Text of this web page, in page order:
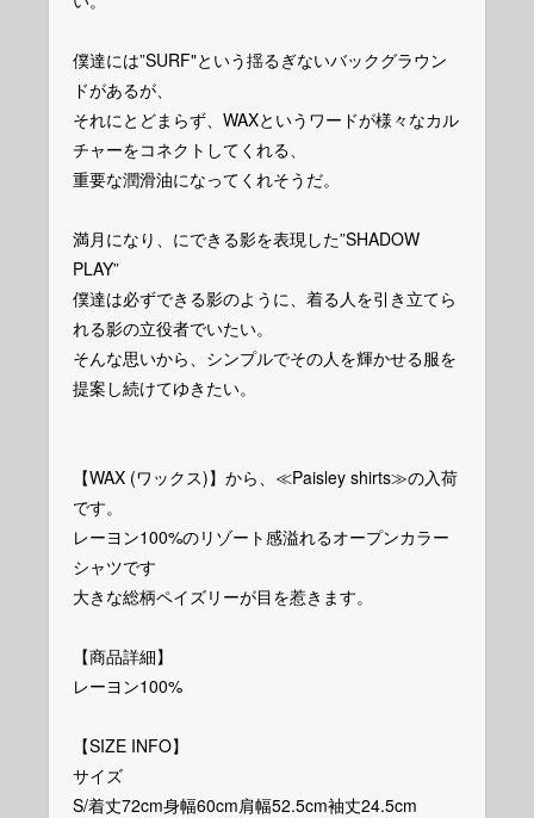
僕達には”SURF"という揺るぎないバックグラウン
ドがあるが、
それにとどまらず、WAXというワードが様々なカル
チャーをコネクトしてくれる、
重要な潤滑油になってくれそうだ。
満月になり、にできる影を表現した”SHADOW
PLAY”
僕達は必ずできる影のように、着る人を引き立てら
れる影の立役者でいたい。
そんな思いから、シンプルでその人を輝かせる服を
提案し続けてゆきたい。
【WAX (ワックス)】から、≪Paisley shirts≫の入荷
です。
レーヨン100%のリゾート感溢れるオープンカラー
シャツです
大きな総柄ペイズリーが目を惹きます。
【商品詳細】
レーヨン100%
【SIZE INFO】
サイズ
S/着丈72cm身幅60cm肩幅52.5cm袖丈24.5cm